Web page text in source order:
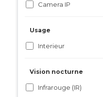
Camera IP
Usage
Interieur
Vision nocturne
Infrarouge (IR)